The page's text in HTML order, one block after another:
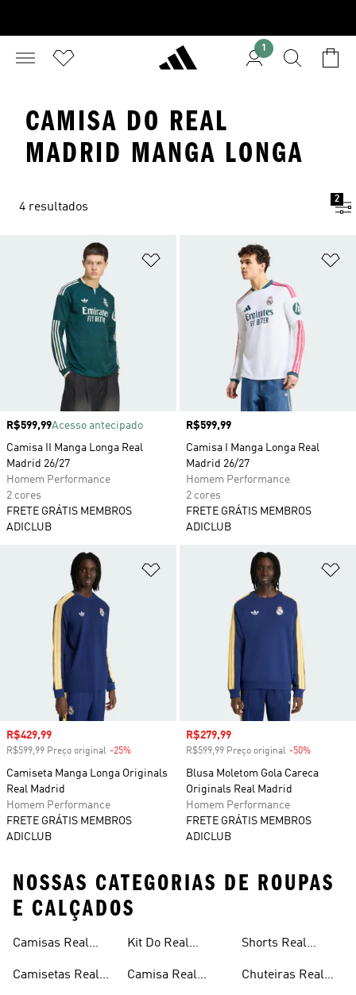
1
CAMISA DO REAL
MADRID MANGA LONGA
4 resultados
2
Adicionar à Lista de Desejos
Preço
R$599,99Acesso antecipado
Camisa II Manga Longa Real
Madrid 26/27
Homem Performance
2 cores
FRETE GRÁTIS MEMBROS
ADICLUB
Preço
R$599,99
Camisa I Manga Longa Real
Madrid 26/27
Homem Performance
2 cores
FRETE GRÁTIS MEMBROS
ADICLUB
Adicionar à Lista de Desejos
Preço com desconto
R$429,99
R$599,99 Preço original -25%
Camiseta Manga Longa Originals
Real Madrid
Homem Performance
FRETE GRÁTIS MEMBROS
ADICLUB
Preço com desconto
R$279,99
R$599,99 Preço original -50%
Blusa Moletom Gola Careca
Originals Real Madrid
Homem Performance
FRETE GRÁTIS MEMBROS
ADICLUB
NOSSAS CATEGORIAS DE ROUPAS
E CALÇADOS
Camisas Real
Camisetas Real
Kit Do Real
Camisa Real
Longa
Shorts Real
Chuteiras Real